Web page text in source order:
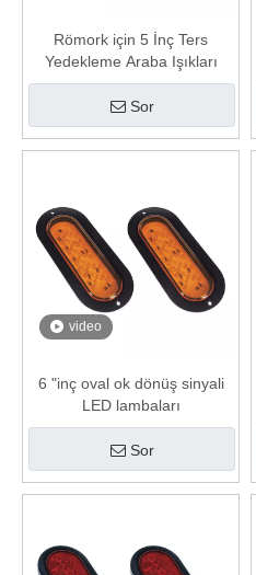
Römork için 5 İnç Ters
Yedekleme Araba Işıkları
Sor
video
6 "inç oval ok dönüş sinyali
LED lambaları
Sor